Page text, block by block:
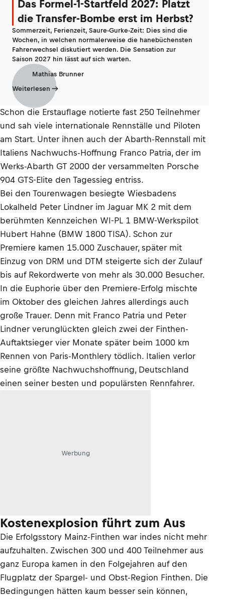
Das Formel-1-Startfeld 2027: Platzt
die Transfer-Bombe erst im Herbst?
Sommerzeit, Ferienzeit, Saure-Gurke-Zeit: Dies sind die
Wochen, in welchen normalerweise die hanebüchensten
Fahrerwechsel diskutiert werden. Die Sensation zur
Saison 2027 hin lässt auf sich warten.
Mathias Brunner
Weiterlesen
Schon die Erstauflage notierte fast 250 Teilnehmer
und sah viele internationale Rennställe und Piloten
am Start. Unter ihnen auch der Abarth-Rennstall mit
Italiens Nachwuchs-Hoffnung Franco Patria, der im
Werks-Abarth GT 2000 der versammelten Porsche
904 GTS-Elite den Tagessieg entriss.
Bei den Tourenwagen besiegte Wiesbadens
Lokalheld Peter Lindner im Jaguar MK 2 mit dem
berühmten Kennzeichen WI-PL 1 BMW-Werkspilot
Hubert Hahne (BMW 1800 TISA). Schon zur
Premiere kamen 15.000 Zuschauer, später mit
Einzug von DRM und DTM steigerte sich der Zulauf
bis auf Rekordwerte von mehr als 30.000 Besucher.
In die Euphorie über den Premiere-Erfolg mischte
im Oktober des gleichen Jahres allerdings auch
große Trauer. Denn mit Franco Patria und Peter
Lindner verunglückten gleich zwei der Finthen-
Auftaktsieger vier Monate später beim 1000 km
Rennen von Paris-Monthlery tödlich. Italien verlor
seine größte Nachwuchshoffnung, Deutschland
einen seiner besten und populärsten Rennfahrer.
Werbung
Kostenexplosion führt zum Aus
Die Erfolgsstory Mainz-Finthen war indes nicht mehr
aufzuhalten. Zwischen 300 und 400 Teilnehmer aus
ganz Europa kamen in den Folgejahren auf den
Flugplatz der Spargel- und Obst-Region Finthen. Die
Bedingungen hätten kaum besser sein können,